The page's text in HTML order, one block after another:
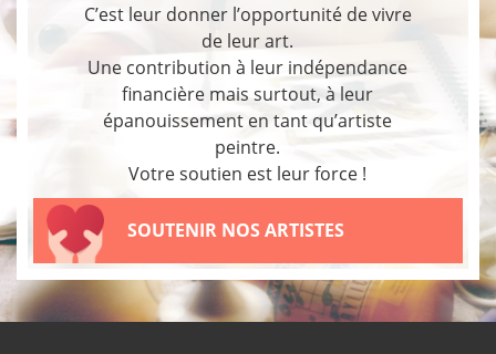
C’est leur donner l’opportunité de vivre
de leur art.
Une contribution à leur indépendance
financière mais surtout, à leur
épanouissement en tant qu’artiste
peintre.
Votre soutien est leur force !
SOUTENIR NOS ARTISTES